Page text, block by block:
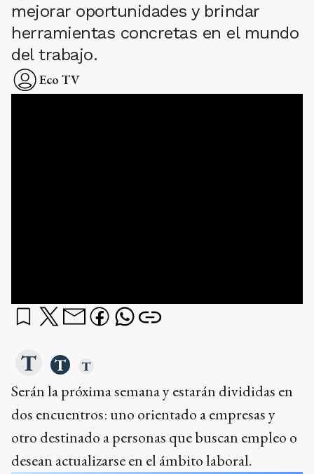
mejorar oportunidades y brindar
herramientas concretas en el mundo
del trabajo.
Eco TV
Serán la próxima semana y estarán divididas en
dos encuentros: uno orientado a empresas y
otro destinado a personas que buscan empleo o
desean actualizarse en el ámbito laboral.